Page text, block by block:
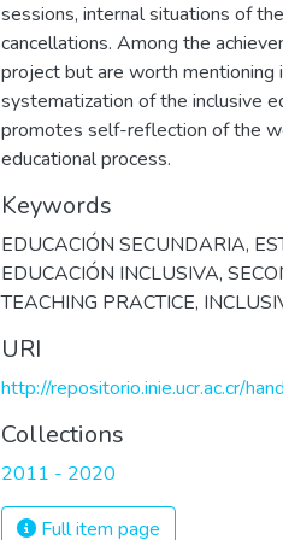
sessions, internal situations of
cancellations. Among the
project but are worth
systematization of the inclusive
promotes self-reflection of the
educational process.
Keywords
EDUCACIÓN SECUNDARIA,
EDUCACIÓN INCLUSIVA,
TEACHING PRACTICE,
URI
http://repositorio.inie.ucr.ac.cr/
Collections
2011 - 2020
Full item page